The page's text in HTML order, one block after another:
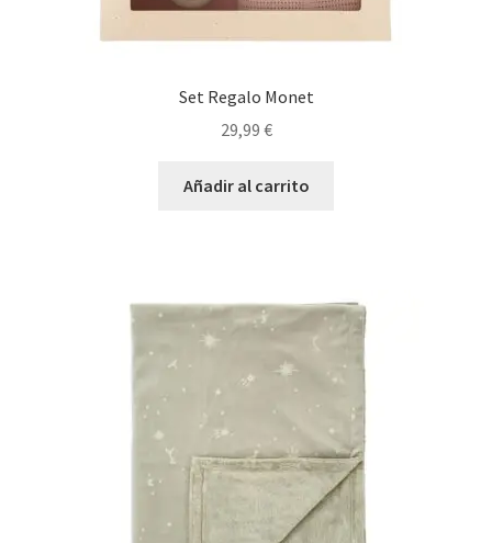
Set Regalo Monet
29,99 €
Añadir al carrito